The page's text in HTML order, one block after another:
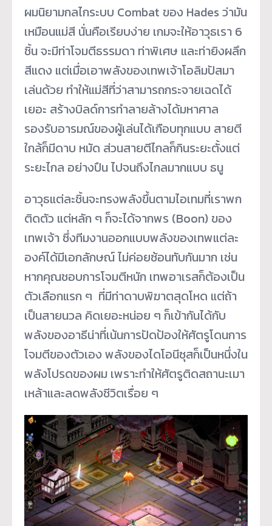
ผมนิยามกลไกระบบ Combat ของ Hades ว่ามัน
เหมือนแม่สี นั่นคือเรียบง่าย เกมจะให้อาวุธเรา 6
ชิ้น จะมีท่าโจมตีธรรมดา ท่าพิเศษ และท่ายิงผลึก
สีแดง แต่เมื่อเอาพลังของเทพเจ้าโอลิมปัสมา
เล่นด้วย ทำให้แม่สีที่ว่าสามารถกระจายเฉดได้
เยอะ สร้างบิลด์การทำลายล้างได้มหาศาล
รองรับอารมณ์ของผู้เล่นได้เกือบทุกแบบ สายตี
ใกล้ก็มีดาบ หมัด ส่วนสายตีไกลก็กินระยะตั้งแต่
ระยะไกล อย่างปืน ไปจนถึงไกลมากแบบ ธนู
อาวุธแต่ละชิ้นจะทรงพลังขึ้นตามไอเทมที่เราพก
ติดตัว แต่หลัก ๆ ก็จะได้จากพร (Boon) ของ
เทพเจ้า ซึ่งทีมงานออกแบบพลังของเทพแต่ละ
องค์ได้มีเอกลักษณ์ ไม่ค่อยซ้อนทับกันมาก เช่น
หากคุณชอบการโจมตีหนัก เทพอาเรสก็ต้องเป็น
ตัวเลือกแรก ๆ ที่มีท่าดาบพิฆาตสุดโหด แต่ถ้า
เป็นสายนวล คิดเยอะหน่อย ๆ ก็เข้ากันได้กับ
พลังของอาธีน่าที่เน้นการปัดป้องให้ศัตรูโดนการ
โจมตีของตัวเอง พลังของไดโอนีซุสก็เป็นหนึ่งใน
พลังโปรดของผม เพราะทำให้ศัตรูติดสถานะเมา
เหล้าและลดพลังชีวิตเรื่อย ๆ